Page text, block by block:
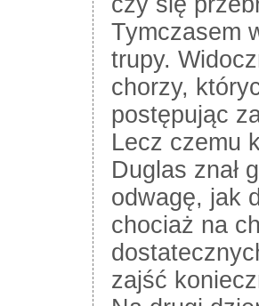
Tymczasem
trupy.
chorzy,
postępując
Lecz czemu
Duglas znał
odwagę, jak
chociaż na
zajść